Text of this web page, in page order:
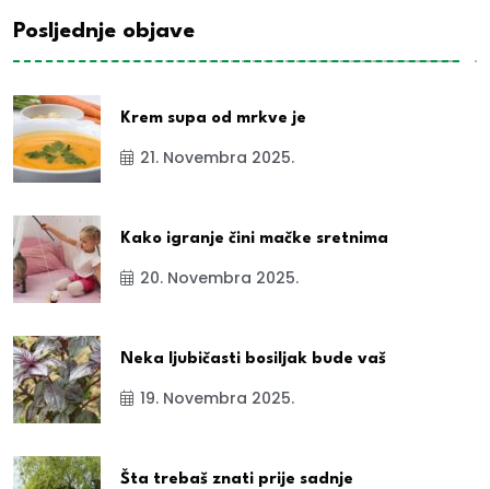
Posljednje objave
Krem supa od mrkve je
21. Novembra 2025.
Kako igranje čini mačke sretnima
20. Novembra 2025.
Neka ljubičasti bosiljak bude vaš
19. Novembra 2025.
Šta trebaš znati prije sadnje